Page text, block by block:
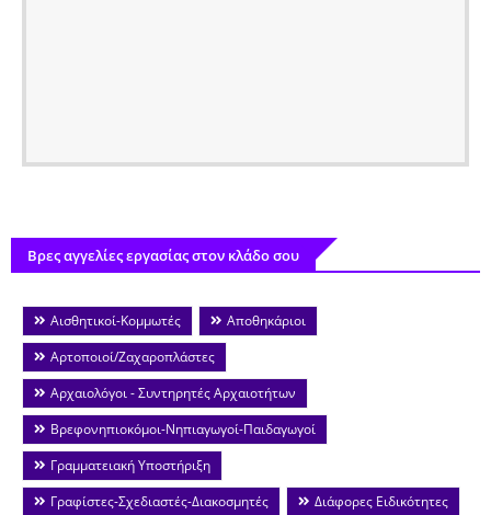
Βρες αγγελίες εργασίας στον κλάδο σου
Αισθητικοί-Κομμωτές
Αποθηκάριοι
Αρτοποιοί/Ζαχαροπλάστες
Αρχαιολόγοι - Συντηρητές Αρχαιοτήτων
Βρεφονηπιοκόμοι-Νηπιαγωγοί-Παιδαγωγοί
Γραμματειακή Υποστήριξη
Γραφίστες-Σχεδιαστές-Διακοσμητές
Διάφορες Ειδικότητες